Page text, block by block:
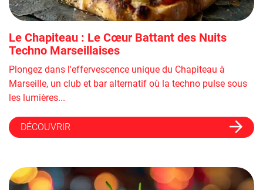
Le Chapiteau : Le Cœur Battant des Nuits
Techno Marseillaises
Plongez dans l'effervescence unique du Chapiteau à
Marseille, un club et bar alternatif où la techno pulse sous
les lumières...
DÉCOUVRIR